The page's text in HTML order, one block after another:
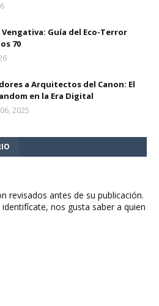
Guía del Eco-Terror
70
a Arquitectos del Canon: El
en la Era Digital
2025
revisados antes de su publicación.
nos gusta saber a quien